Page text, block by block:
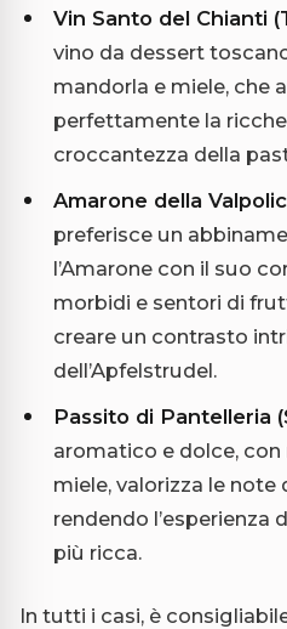
Vin Santo del Chianti
vino da dessert
mandorla e miele, che
perfettamente la
croccantezza della
Amarone della
preferisce un
l’Amarone con il suo
morbidi e sentori di
creare un contrasto
dell’Apfelstrudel.
Passito di Pantelleria
aromatico e dolce,
miele, valorizza le note
rendendo l’esperienza
più ricca.
In tutti i casi, è